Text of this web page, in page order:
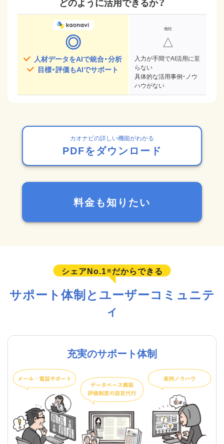
◎
人材データをAIで統合・分析
目標・評価もAIでサポート
△
入力が手間でAI活用に至
らない
具体的な活用事例・ノウ
ハウがない
カオナビの詳しい機能がわかる
PDFをダウンロード
料金も知りたい
シェアNo.1※ だからできる
サポート体制とユーザーコミュニテ
ィ
充実のサポート体制